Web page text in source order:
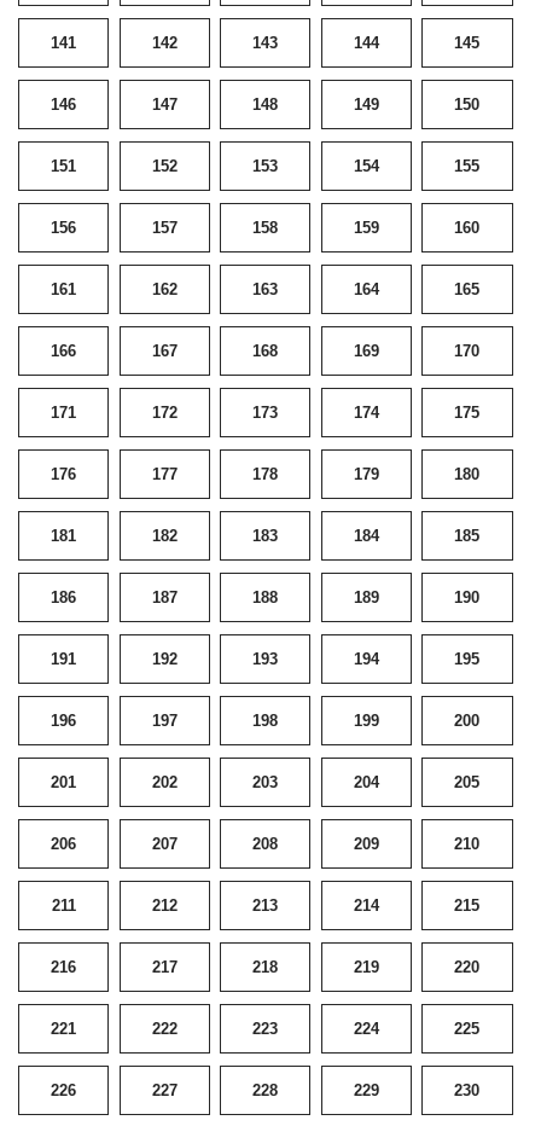
141 142 143 144 145
146 147 148 149 150
151 152 153 154 155
156 157 158 159 160
161 162 163 164 165
166 167 168 169 170
171 172 173 174 175
176 177 178 179 180
181 182 183 184 185
186 187 188 189 190
191 192 193 194 195
196 197 198 199 200
201 202 203 204 205
206 207 208 209 210
211 212 213 214 215
216 217 218 219 220
221 222 223 224 225
226 227 228 229 230